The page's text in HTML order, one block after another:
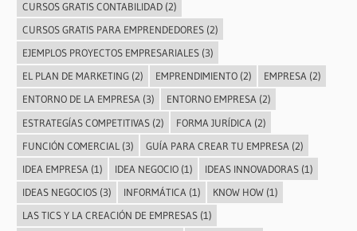
CURSOS GRATIS CONTABILIDAD(2)
CURSOS GRATIS PARA EMPRENDEDORES(2)
EJEMPLOS PROYECTOS EMPRESARIALES(3)
EL PLAN DE MARKETING(2) EMPRENDIMIENTO(2) EMPRESA (2)
ENTORNO DE LA EMPRESA(3) ENTORNO EMPRESA(2)
ESTRATEGÍAS COMPETITIVAS(2) FORMA JURÍDICA (2)
FUNCIÓN COMERCIAL (3) GUÍA PARA CREAR TU EMPRESA (2)
IDEA EMPRESA (1) IDEA NEGOCIO(1) IDEAS INNOVADORAS(1)
IDEAS NEGOCIOS(3) INFORMÁTICA (1) KNOW HOW(1)
LAS TICS Y LA CREACIÓN DE EMPRESAS(1)